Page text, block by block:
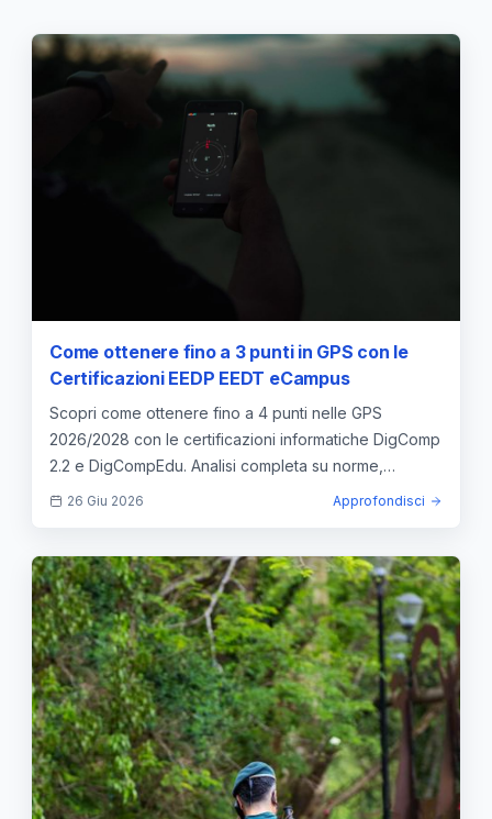
Come ottenere fino a 3 punti in GPS con le
Certificazioni EEDP EEDT eCampus
Scopri come ottenere fino a 4 punti nelle GPS
2026/2028 con le certificazioni informatiche DigComp
2.2 e DigCompEdu. Analisi completa su norme,
punteggi e validità.
26 Giu 2026 Approfondisci